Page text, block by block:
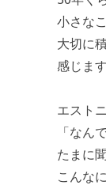
小さな
大切に
感じます
エスト
「なん
たまに
こんな